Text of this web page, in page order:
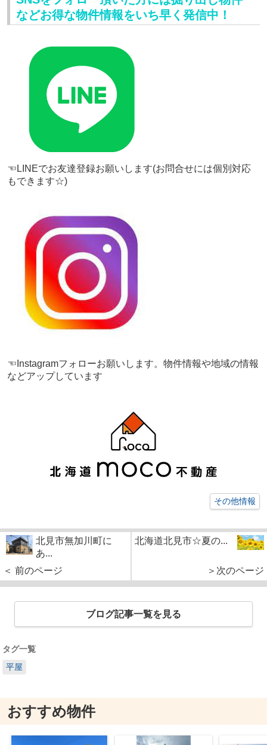
などお得な物件情報をいち早く発信中！
☜LINEでお友達登録お願いします(お問合せには個別対応
もできます☆)
☜Instagramフォローお願いします。物件情報や地域の情報
などアップしています
その他情報
北見市無加川町に
あ...
＜ 前のページ
北海道北見市☆夏の...
＞次のページ
ブログ記事一覧を見る
タグ一覧
平屋
おすすめ物件